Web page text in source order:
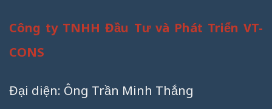
Công ty TNHH Đầu Tư và Phát Triển VT-
CONS
Đại diện: Ông Trần Minh Thắng